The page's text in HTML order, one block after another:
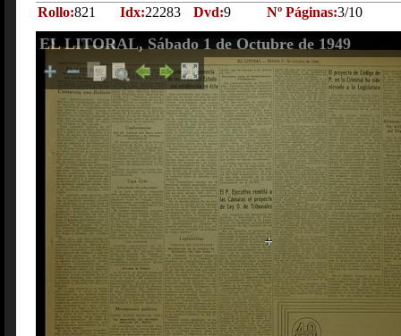
Rollo:821 Idx:22283 Dvd:9 Nº Páginas:3/10
EL LITORAL, Sábado 1 de Octubre de 1949